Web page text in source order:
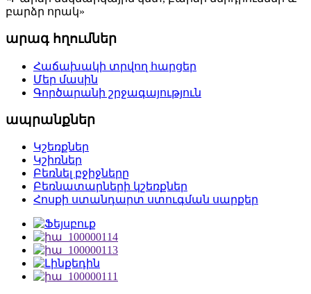
բարձր որակ»
արագ հղումներ
Հաճախակի տրվող հարցեր
Մեր մասին
Գործարանի շրջագայություն
ապրանքներ
Կշեռքներ
Կշիռներ
Բեռնել բջիջները
Բեռնատարների կշեռքներ
Հոսքի ստանդարտ ստուգման սարքեր